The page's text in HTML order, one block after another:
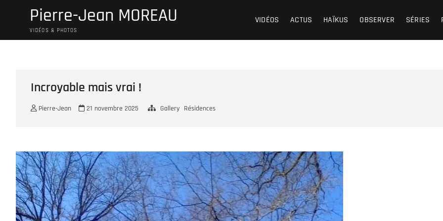
Pierre-Jean MOREAU
VIDÉOS & PHOTOS
VIDÉOS ACTUS HAÏKUS OBSERVER SÉRIES
Incroyable mais vrai !
Pierre-Jean 21 novembre 2025 Gallery Résidences